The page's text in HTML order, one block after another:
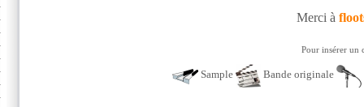
Merci à
Pour insérer un
Sample Bande originale